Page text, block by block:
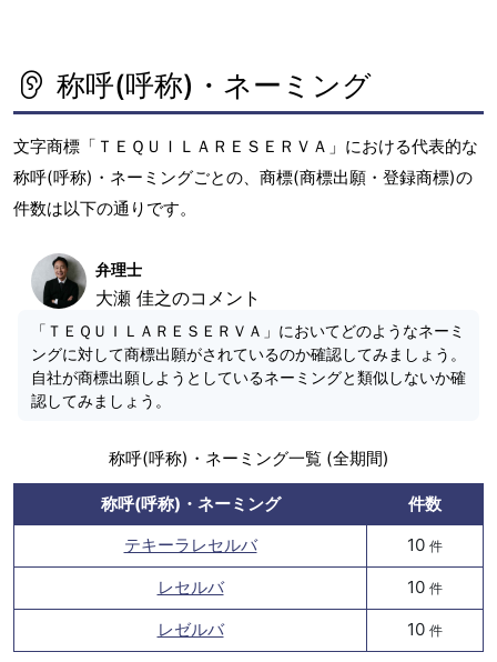
称呼(呼称)・ネーミング
文字商標「ＴＥＱＵＩＬＡＲＥＳＥＲＶＡ」における代表的な
称呼(呼称)・ネーミングごとの、商標(商標出願・登録商標)の
件数は以下の通りです。
弁理士
大瀬 佳之のコメント
「ＴＥＱＵＩＬＡＲＥＳＥＲＶＡ」においてどのようなネーミ
ングに対して商標出願がされているのか確認してみましょう。
自社が商標出願しようとしているネーミングと類似しないか確
認してみましょう。
称呼(呼称)・ネーミング一覧 (全期間)
称呼(呼称)・ネーミング
件数
テキーラレセルバ
10 件
レセルバ 10 件
レゼルバ 10 件